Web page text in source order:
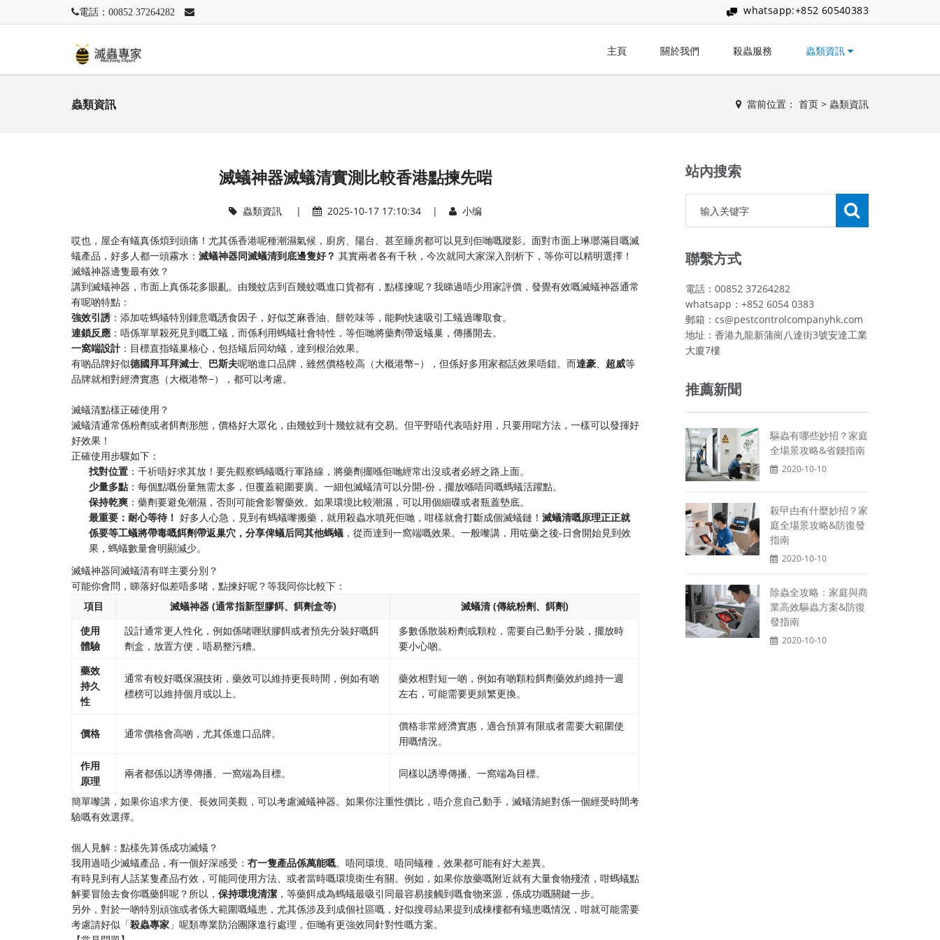
電話：00852 37264282 whatsapp:+852 60540383
主頁 關於我們 殺蟲服務 蟲類資訊
蟲類資訊 當前位置： 首页 > 蟲類資訊
滅蟻神器滅蟻清實測比較香港點揀先啱
蟲類資訊 | 2025-10-17 17:10:34 | 小编
哎也，屋企有蟻真係煩到頭痛！尤其係香港呢種潮濕氣候，廚房、陽台、甚至睡房都可以見到佢哋嘅蹤影。面對市面上琳瑯滿目嘅滅
蟻產品，好多人都一頭霧水：​ ​滅蟻神器同滅蟻清到底邊隻好？​ ​ 其實兩者各有千秋，今次就同大家深入剖析下，等你可以精明選擇！
滅蟻神器邊隻最有效？
講到滅蟻神器，市面上真係花多眼亂。由幾蚊店到百幾蚊嘅進口貨都有，點樣揀呢？我睇過唔少用家評價，發覺有效嘅滅蟻神器通常
有呢啲特點：
​強效引誘​ ​：添加咗螞蟻特別鍾意嘅誘食因子，好似芝麻香油、餅乾味等，能夠快速吸引工蟻過嚟取食。
​連鎖反應​ ​：唔係單單殺死見到嘅工蟻，而係利用螞蟻社會特性，等佢哋將藥劑帶返蟻巢，傳播開去。
​一窩端設計​​：目標直指蟻巢核心，包括蟻后同幼蟻，達到根治效果。
有啲品牌好似​​德國拜耳拜滅士​​、​ ​巴斯夫​​呢啲進口品牌，雖然價格較高（大概港幣−），但係好多用家都話效果唔錯。而​​達豪​​、​ ​超威​​等
品牌就相對經濟實惠（大概港幣−），都可以考慮。
滅蟻清點樣正確使用？
滅蟻清通常係粉劑或者餌劑形態，價格好大眾化，由幾蚊到十幾蚊就有交易。但平野唔代表唔好用，只要用啱方法，一樣可以發揮好
好效果！
正確使用步驟如下：
​找對位置​ ​：千祈唔好求其放！要先觀察螞蟻嘅行軍路線，將藥劑擺喺佢哋經常出沒或者必經之路上面。
​少量多點​ ​：每個點嘅份量無需太多，但覆蓋範圍要廣。一細包滅蟻清可以分開-份，擺放喺唔同嘅螞蟻活躍點。
​保持乾爽​ ​：藥劑要避免潮濕，否則可能會影響藥效。如果環境比較潮濕，可以用個細碟或者瓶蓋墊底。
​最重要：耐心等待！​ ​ 好多人心急，見到有螞蟻嚟搬藥，就用殺蟲水噴死佢哋，咁樣就會打斷成個滅蟻鏈！​ ​滅蟻清嘅原理正正就
係要等工蟻將帶毒嘅餌劑帶返巢穴，分享俾蟻后同其他螞蟻​ ​，從而達到一窩端嘅效果。一般嚟講，用咗藥之後-日會開始見到效
果，螞蟻數量會明顯減少。
滅蟻神器同滅蟻清有咩主要分別？
可能你會問，睇落好似差唔多啫，點揀好呢？等我同你比較下：
項目
滅蟻神器 (通常指新型膠餌、餌劑盒等)
滅蟻清 (傳統粉劑、餌劑)
​使用
體驗​
設計通常更人性化，例如係啫喱狀膠餌或者預先分裝好嘅餌
劑盒，放置方便，唔易整污糟。
多數係散裝粉劑或顆粒，需要自己動手分裝，擺放時
要小心啲。
​藥效
持久
性​
通常有較好嘅保濕技術，藥效可以維持更長時間，例如有啲
標榜可以維持個月或以上。
藥效相對短一啲，例如有啲顆粒餌劑藥效約維持一週
左右，可能需要更頻繁更換。
​價格​ 通常價格會高啲，尤其係進口品牌。
價格非常經濟實惠，適合預算有限或者需要大範圍使
用嘅情況。
​作用
原理​
兩者都係以誘導傳播、一窩端為目標。 同樣以誘導傳播、一窩端為目標。
簡單嚟講，如果你追求方便、長效同美觀，可以考慮滅蟻神器。如果你注重性價比，唔介意自己動手，滅蟻清絕對係一個經受時間考
驗嘅有效選擇。
個人見解：點樣先算係成功滅蟻？
我用過唔少滅蟻產品，有一個好深感受：​ ​冇一隻產品係萬能嘅​​。唔同環境、唔同蟻種，效果都可能有好大差異。
有時見到有人話某隻產品冇效，可能同使用方法、或者當時嘅環境衛生有關。例如，如果你放藥嘅附近就有大量食物殘渣，咁螞蟻點
解要冒險去食你嘅藥餌呢？所以，​ ​保持環境清潔​ ​，等藥餌成為螞蟻最吸引同最容易接觸到嘅食物來源，係成功嘅關鍵一步。
另外，對於一啲特別頑強或者係大範圍嘅蟻患，尤其係涉及到成個社區嘅，好似搜尋結果提到成棟樓都有蟻患嘅情況，咁就可能需要
考慮請好似「​​殺蟲專家​ ​」呢類專業防治團隊進行處理，佢哋有更強效同針對性嘅方案。
站內搜索
聯繫方式
電話：00852 37264282
whatsapp：+852 6054 0383
郵箱：cs@pestcontrolcompanyhk.com
地址：香港九龍新蒲崗八達街3號安達工業
大廈7樓
推薦新聞
驅蟲有哪些妙招？家庭
全場景攻略&省錢指南
2020-10-10
殺曱甴有什麼妙招？家
庭全場景攻略&防復發
指南
2020-10-10
除蟲全攻略：家庭與商
業高效驅蟲方案&防復
發指南
2020-10-10